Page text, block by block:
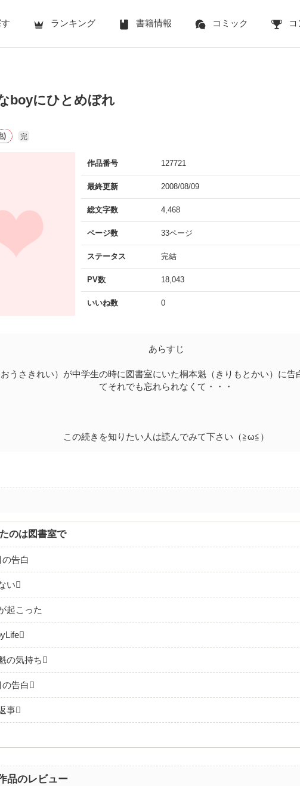
ランキング 書籍情報 コミック
boyにひとめぼれ
) 完
作品番号 127721
最終更新 2008/08/09
総文字数 4,468
ページ数 33ページ
ステータス 完結
PV数 18,043
いいね数 0
あらすじ
うさきれい）が中学生の時に図書室にいた桐本魁（きりもとかい）に告
てそれでも忘れられなくて・・・
この続きを知りたい人は読んでみて下さい（≧ω≦）
のは図書室で
の告白
い
起こった
の気持ち
の告白
事
品のレビュー